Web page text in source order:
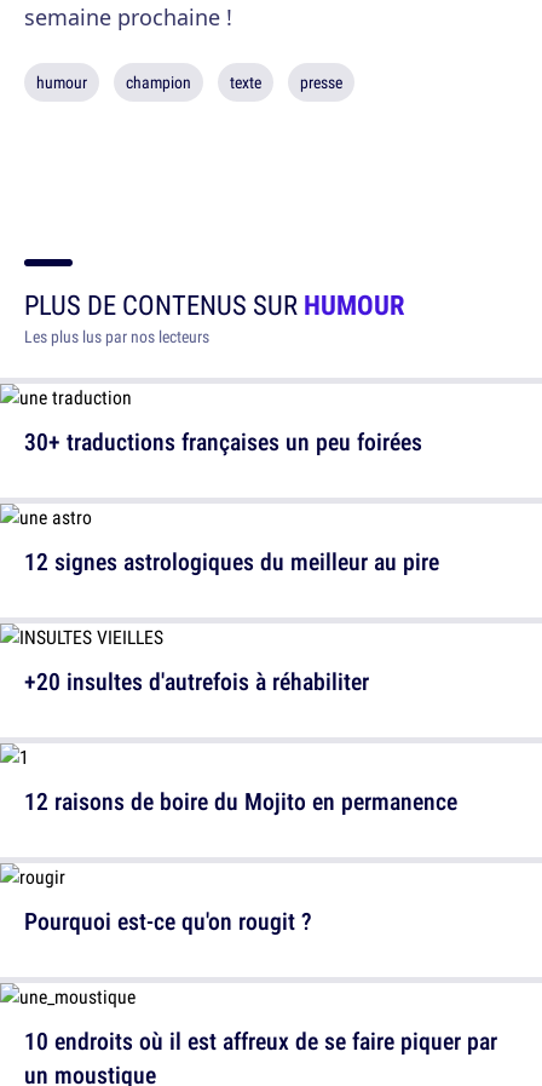
semaine prochaine !
humour champion texte presse
PLUS DE CONTENUS SURHUMOUR
Les plus lus par nos lecteurs
30+ traductions françaises un peu foirées
+20 insultes d'autrefois à réhabiliter
Pourquoi est-ce qu'on rougit ?
12 signes astrologiques du meilleur au pire
12 raisons de boire du Mojito en permanence
10 endroits où il est affreux de se faire piquer par
un moustique